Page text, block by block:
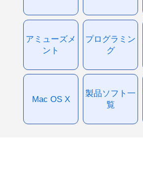
アミューズメ
ント
プログラミン
グ
Mac OS X
製品ソフト一
覧